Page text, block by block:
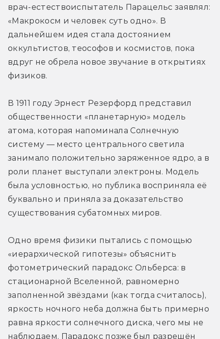
врач-естествоиспытатель Парацельс заявлял:
«Макрокосм и человек суть одно». В
дальнейшем идея стала достоянием
оккультистов, теософов и космистов, пока
вдруг не обрела новое звучание в открытиях
физиков.
В 1911 году Эрнест Резерфорд представил
общественности «планетарную» модель
атома, которая напоминала Солнечную
систему — место центрального светила
занимало положительно заряженное ядро, а в
роли планет выступали электроны. Модель
была условностью, но публика восприняла её
буквально и приняла за доказательство
существования субатомных миров.
Одно время физики пытались с помощью
«иерархической гипотезы» объяснить
фотометрический парадокс Ольберса: в
стационарной Вселенной, равномерно
заполненной звёздами (как тогда считалось),
яркость ночного неба должна быть примерно
равна яркости солнечного диска, чего мы не
наблюдаем. Парадокс позже был разрешён